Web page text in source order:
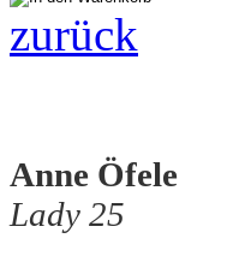
zurück
Anne Öfele
Lady 25